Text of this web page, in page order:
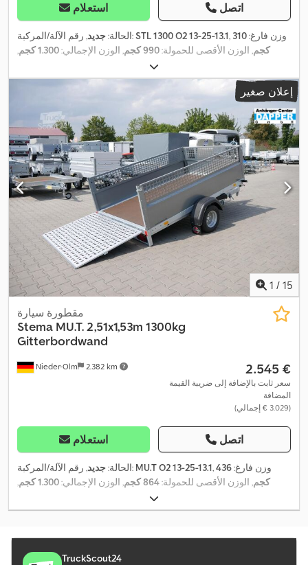
استعلام اتصل
الحالة:جديد , رقم الآلة/المركبة:STL 1300 O2 13-25-13.1 , وزن فارغ:310
كجم, الوزن الأقصى للحمولة:990 كجم , الوزن الإجمالي:1.300 كجم
,
, طول مساحة التحميل:
مساحة التحميل:1.280 مم , ارتفاع مساحة التحميل:1.350 مم ,
إعلان صغير
1 / 15
Nieder-Olm 2.382 km
مقطورة سيارة
Stema MU.T. 2,51x1,53m 1300kg
Gitterbordwand
‏2.545 €
سعر ثابت بالإضافة إلى ضريبة القيمة
المضافة
(‏3.029 € إجمالي)
استعلام اتصل
الحالة:جديد , رقم الآلة/المركبة: MU.T O2 13-25-13.1 , وزن فارغ:436
كجم , الوزن الأقصى للحمولة:864 كجم , الوزن الإجمالي:1.300 كجم
, طول مساحة التحميل:
مساحة التحميل:1.530 مم , ارتفاع مساحة التحميل:660 مم ,
TruckScout24